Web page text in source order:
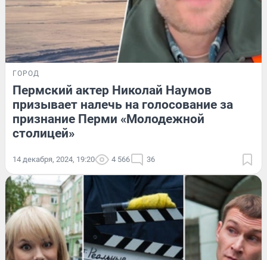
ГОРОД
Пермский актер Николай Наумов
призывает налечь на голосование за
признание Перми «Молодежной
столицей»
14 декабря, 2024, 19:20 4 566 36